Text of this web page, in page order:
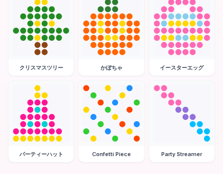
クリスマスツリー かぼちゃ イースターエッグ
パーティーハット Confetti Piece Party Streamer